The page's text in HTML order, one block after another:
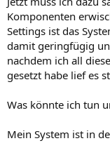
Komponenten
Settings ist das
damit geringfügig
nachdem ich all
gesetzt habe lief es
Was könnte ich tun
Mein System ist in